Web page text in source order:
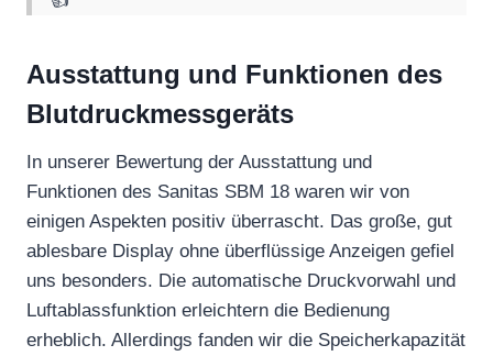
Ausstattung und Funktionen des
Blutdruckmessgeräts
In unserer Bewertung der Ausstattung und
Funktionen des Sanitas SBM 18 waren wir von
einigen Aspekten positiv überrascht. Das große, gut
ablesbare Display ohne überflüssige Anzeigen gefiel
uns besonders. Die automatische Druckvorwahl und
Luftablassfunktion erleichtern die Bedienung
erheblich. Allerdings fanden wir die Speicherkapazität